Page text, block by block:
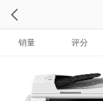
销量 评分